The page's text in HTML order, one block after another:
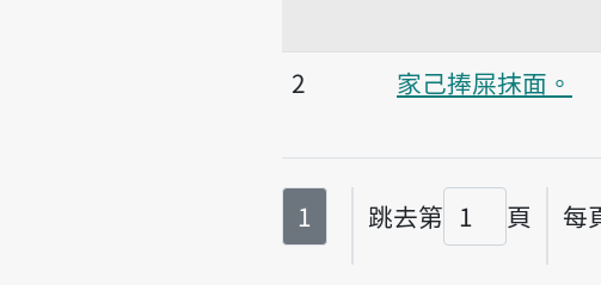
2 家己捧屎抹面。
第
1 跳去第
頁碼
頁 每